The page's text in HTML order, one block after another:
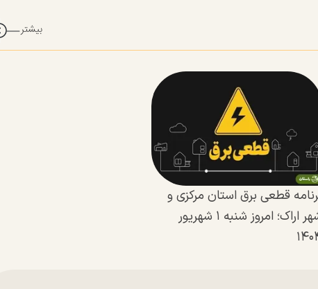
قطعی برق استان مرکزی و
شهر اراک؛ امروز شنبه ۱ شهریور